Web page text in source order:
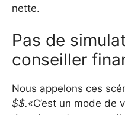
nette.
Pas de
conseiller
Nous appelons ces
$$.«C’est un mode de